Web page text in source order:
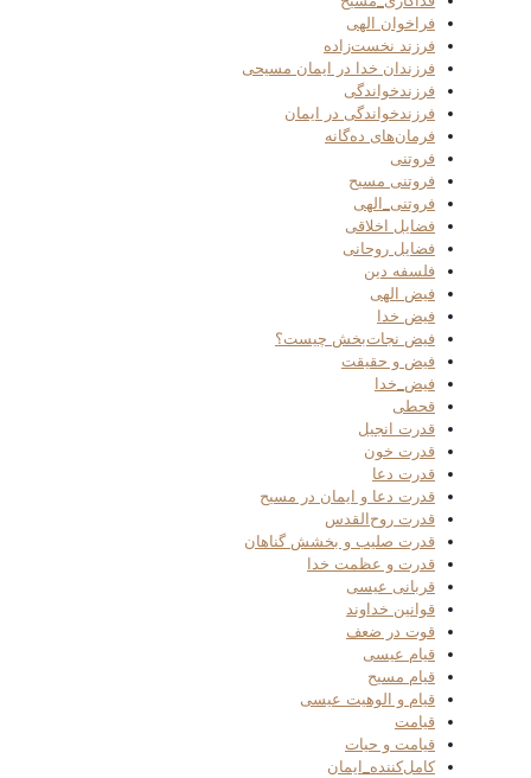
فراخوان الهی
فرزند نخست‌زاده
فرزندان خدا در ایمان مسیحی
فرزندخواندگی
فرزندخواندگی در ایمان
فرمان‌های ده‌گانه
فروتنی
فروتنی مسیح
فروتنی_الهی
فضایل اخلاقی
فضایل روحانی
فلسفه دین
فیض الهی
فیض خدا
فیض نجات‌بخش چیست؟
فیض و حقیقت
فیض_خدا
قحطی
قدرت انجیل
قدرت خون
قدرت دعا
قدرت دعا و ایمان در مسیح
قدرت روح‌القدس
قدرت صلیب و بخشش گناهان
قدرت و عظمت خدا
قربانی عیسی
قوانین خداوند
قوت در ضعف
قیام عیسی
قیام مسیح
قیام و الوهیت عیسی
قیامت
قیامت و حیات
کامل‌کننده_ایمان